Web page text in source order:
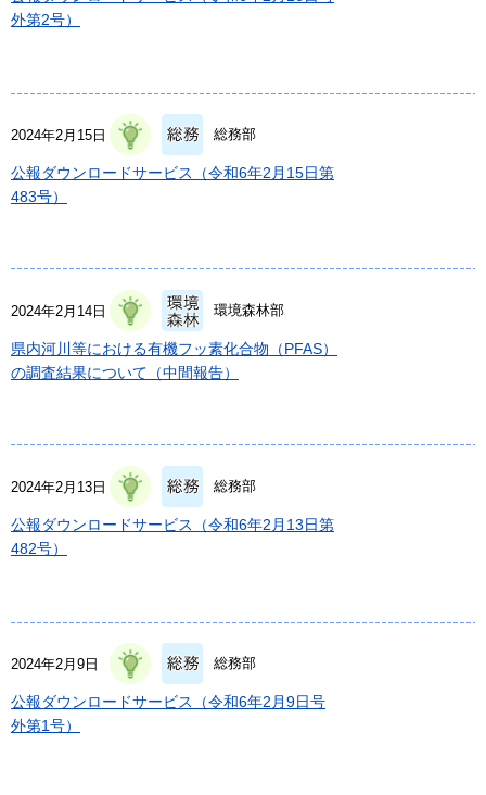
外第2号）
2024年2月15日 総務部
公報ダウンロードサービス（令和6年2月15日第
483号）
2024年2月14日 環境森林部
県内河川等における有機フッ素化合物（PFAS）
の調査結果について（中間報告）
2024年2月13日 総務部
公報ダウンロードサービス（令和6年2月13日第
482号）
2024年2月9日 総務部
公報ダウンロードサービス（令和6年2月9日号
外第1号）